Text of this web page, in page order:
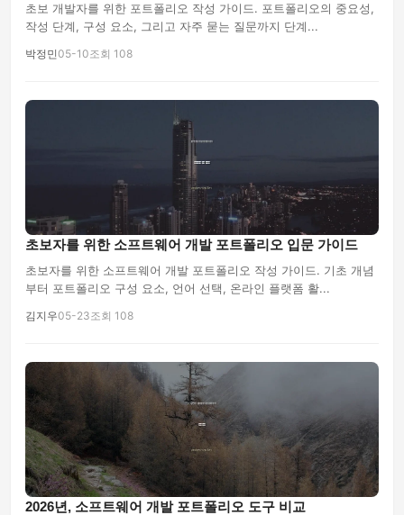
초보 개발자를 위한 포트폴리오 작성 가이드. 포트폴리오의 중요성,
작성 단계, 구성 요소, 그리고 자주 묻는 질문까지 단계...
박정민05-10조회 108
초보자를 위한 소프트웨어 개발 포트폴리오 입문 가이드
초보자를 위한 소프트웨어 개발 포트폴리오 작성 가이드. 기초 개념
부터 포트폴리오 구성 요소, 언어 선택, 온라인 플랫폼 활...
김지우05-23조회 108
2026년, 소프트웨어 개발 포트폴리오 도구 비교